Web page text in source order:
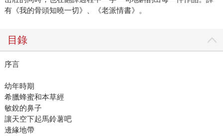
有《我的骨頭知曉一切》、《老派情書》。
目錄
序言
幼年時期
希臘蜂蜜和本草經
敏銳的鼻子
讓天空下起馬鈴薯吧
邊緣地帶